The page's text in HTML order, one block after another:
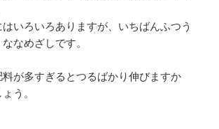
いろいろありますが、いちばんふつう
なめざしです。
が多すぎるとつるばかり伸びますか
う。